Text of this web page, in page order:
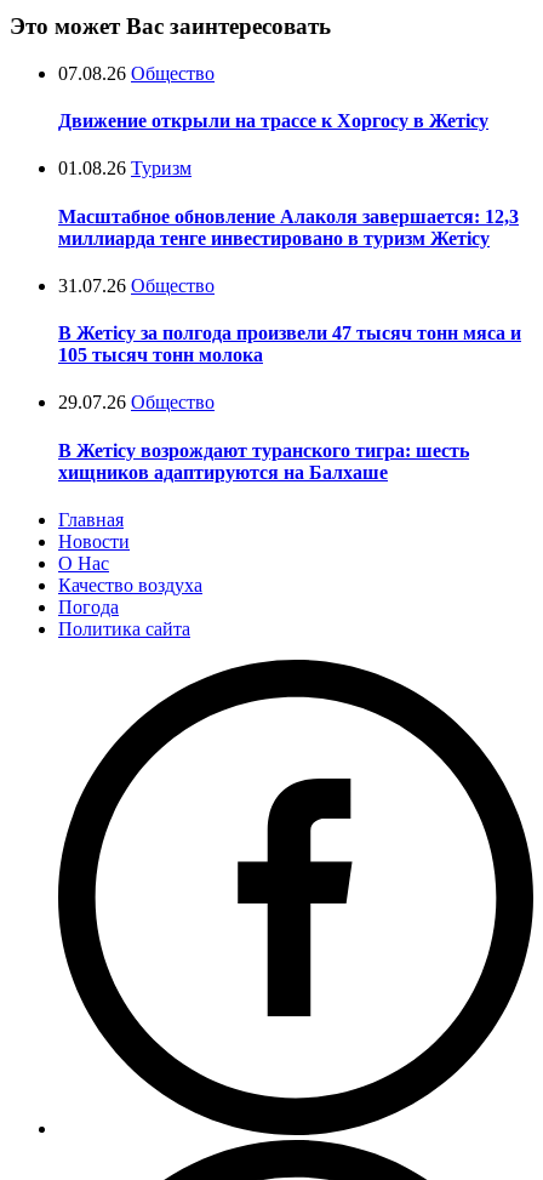
Это может Вас заинтересовать
07.08.26 Общество
Движение открыли на трассе к Хоргосу в Жетісу
01.08.26 Туризм
Масштабное обновление Алаколя завершается: 12,3
миллиарда тенге инвестировано в туризм Жетісу
31.07.26 Общество
В Жетісу за полгода произвели 47 тысяч тонн мяса и
105 тысяч тонн молока
29.07.26 Общество
В Жетісу возрождают туранского тигра: шесть
хищников адаптируются на Балхаше
Главная
Новости
О Нас
Качество воздуха
Погода
Политика сайта